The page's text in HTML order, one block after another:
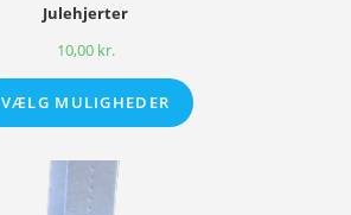
Julehjerter
10,00 kr.
VÆLG MULIGHEDER